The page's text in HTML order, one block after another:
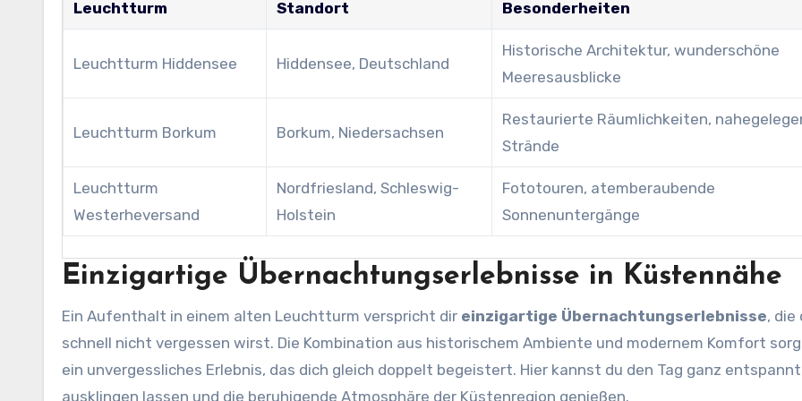
Leuchtturm Standort Besonderheiten
Leuchtturm Hiddensee Hiddensee, Deutschland
Historische Architektur, wunderschöne
Meeresausblicke
Leuchtturm Borkum Borkum, Niedersachsen
Restaurierte Räumlichkeiten,
Strände
Leuchtturm
Westerheversand
Nordfriesland, Schleswig-
Holstein
Fototouren, atemberaubende
Sonnenuntergänge
Einzigartige Übernachtungserlebnisse in Küstennähe
Ein Aufenthalt in einem alten Leuchtturm verspricht dir einzigartige Übernachtungserlebnisse, die
schnell nicht vergessen wirst. Die Kombination aus historischem Ambiente und modernem Komfort
ein unvergessliches Erlebnis, das dich gleich doppelt begeistert. Hier kannst du den Tag ganz entspannt
ausklingen lassen und die beruhigende Atmosphäre der Küstenregion genießen.